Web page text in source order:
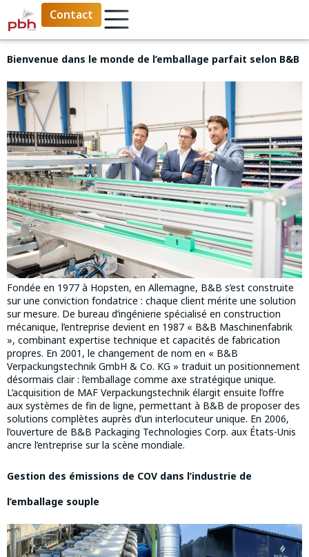
Contact
Bienvenue dans le monde de l’emballage parfait selon B&B
Fondée en 1977 à Hopsten, en Allemagne, B&B s’est construite
sur une conviction fondatrice : chaque client mérite une solution
sur mesure. De bureau d’ingénierie spécialisé en construction
mécanique, l’entreprise devient en 1987 « B&B Maschinenfabrik
», combinant expertise technique et capacités de fabrication
propres. En 2001, le changement de nom en « B&B
Verpackungstechnik GmbH & Co. KG » traduit un positionnement
désormais clair : l’emballage comme axe stratégique unique.
L’acquisition de MAF Verpackungstechnik élargit ensuite l’offre
aux systèmes de fin de ligne, permettant à B&B de proposer des
solutions complètes auprès d’un interlocuteur unique. En 2006,
l’ouverture de B&B Packaging Technologies Corp. aux États-Unis
ancre l’entreprise sur la scène mondiale.
Gestion des émissions de COV dans l’industrie de
l’emballage souple